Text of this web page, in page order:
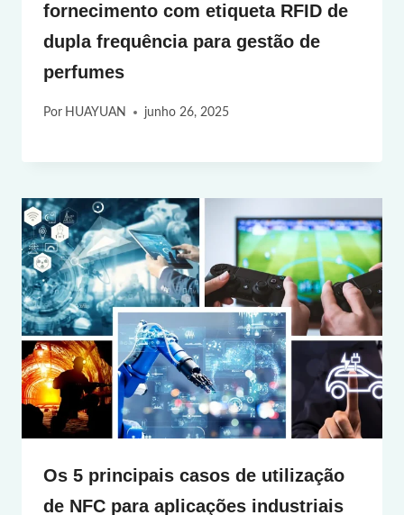
fornecimento com etiqueta RFID de
dupla frequência para gestão de
perfumes
Por HUAYUAN junho 26, 2025
Os 5 principais casos de utilização
de NFC para aplicações industriais